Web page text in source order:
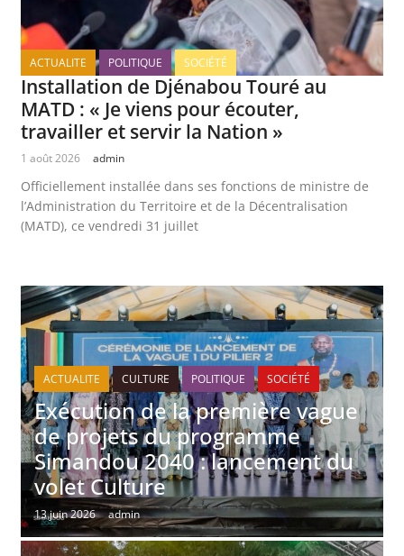
ACTUALITE POLITIQUE SOCIÉTÉ
Installation de Djénabou Touré au
MATD : « Je viens pour écouter,
travailler et servir la Nation »
1 août 2026 admin
Officiellement installée dans ses fonctions de ministre de
l’Administration du Territoire et de la Décentralisation
(MATD), ce vendredi 31 juillet
ACTUALITE CULTURE POLITIQUE SOCIÉTÉ
Exécution de la première vague
de projets du programme
Simandou 2040 : lancement du
volet Culture
13 juin 2026 admin